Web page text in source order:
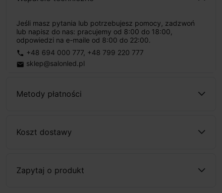
Jeśli masz pytania lub potrzebujesz pomocy, zadzwoń
lub napisz do nas: pracujemy od 8:00 do 18:00,
odpowiedzi na e-maile od 8:00 do 22:00.
phone +48 694 000 777, +48 799 220 777
email sklep@salonled.pl
Metody płatności
Koszt dostawy
Zapytaj o produkt